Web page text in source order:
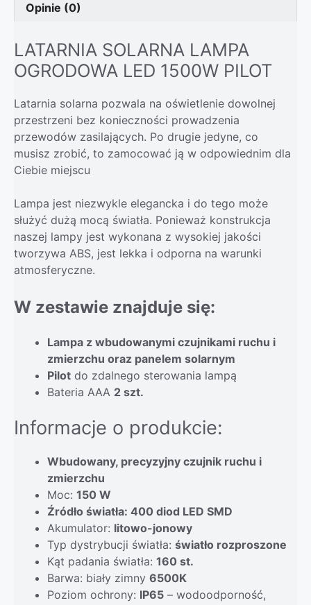
Opinie (0)
LATARNIA SOLARNA LAMPA
OGRODOWA LED 1500W PILOT
Latarnia solarna pozwala na oświetlenie dowolnej
przestrzeni bez konieczności prowadzenia
przewodów zasilających. Po drugie jedyne, co
musisz zrobić, to zamocować ją w odpowiednim dla
Ciebie miejscu
Lampa jest niezwykle elegancka i do tego może
służyć dużą mocą światła. Ponieważ konstrukcja
naszej lampy jest wykonana z wysokiej jakości
tworzywa ABS, jest lekka i odporna na warunki
atmosferyczne.
W zestawie znajduje się:
Lampa z wbudowanymi czujnikami ruchu i
zmierzchu oraz panelem solarnym
Pilot do zdalnego sterowania lampą
Bateria AAA 2 szt.
Informacje o produkcie:
Wbudowany, precyzyjny czujnik ruchu i
zmierzchu
Moc: 150 W
Źródło światła: 400 diod LED SMD
Akumulator: litowo-jonowy
Typ dystrybucji światła: światło rozproszone
Kąt padania światła: 160 st.
Barwa: biały zimny 6500K
Poziom ochrony: IP65 – wodoodporność,